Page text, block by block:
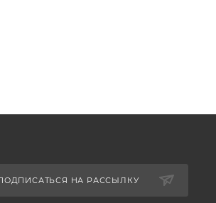
НА РАССЫЛКУ